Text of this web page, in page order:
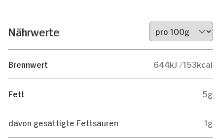
Nährwerte
Brennwert 644kJ /153kcal
Fett 5g
davon gesättigte Fettsäuren 1g